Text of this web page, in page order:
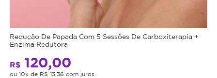
Redução De Papada Com 5 Sessões De Carboxiterapia +
Enzima Redutora
R$ 120,00
ou 10x de R$ 13,36 com juros